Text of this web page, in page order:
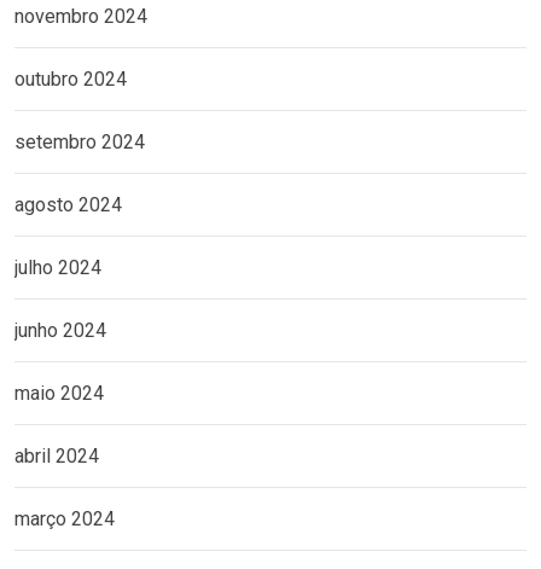
novembro 2024
outubro 2024
setembro 2024
agosto 2024
julho 2024
junho 2024
maio 2024
abril 2024
março 2024